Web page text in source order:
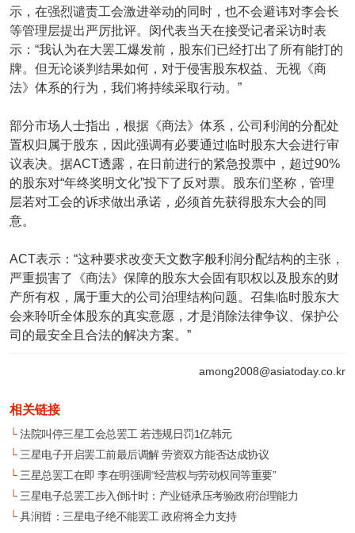
示，在强烈谴责工会激进举动的同时，也不会避讳对李会长
等管理层提出严厉批评。闵代表当天在接受记者采访时表
示：“我认为在大罢工爆发前，股东们已经打出了所有能打的
牌。但无论谈判结果如何，对于侵害股东权益、无视《商
法》体系的行为，我们将持续采取行动。”
部分市场人士指出，根据《商法》体系，公司利润的分配处
置权归属于股东，因此强调有必要通过临时股东大会进行审
议表决。据ACT透露，在日前进行的紧急投票中，超过90%
的股东对“年终奖明文化”投下了反对票。股东们坚称，管理
层若对工会的诉求做出承诺，必须首先获得股东大会的同
意。
ACT表示：“这种要求改变天文数字般利润分配结构的主张，
严重损害了《商法》保障的股东大会固有职权以及股东的财
产所有权，属于重大的公司治理结构问题。召集临时股东大
会来聆听全体股东的真实意愿，才是消除法律争议、保护公
司的最安全且合法的解决方案。”
among2008@asiatoday.co.kr
相关链接
└法院叫停三星工会总罢工 若违规日罚1亿韩元
└三星电子开启罢工前最后调解 劳资双方能否达成协议
└三星总罢工在即 李在明强调“经营权与劳动权同等重要”
└三星电子总罢工步入倒计时：产业链承压考验政府治理能力
└具润哲：三星电子绝不能罢工 政府将全力支持